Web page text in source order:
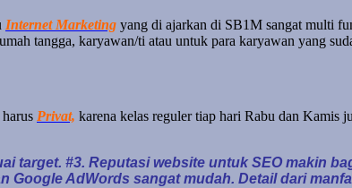
Internet Marketing yang di ajarkan di SB1M sangat multi
tangga, karyawan/ti atau untuk para karyawan yang
Privat, karena kelas reguler tiap hari Rabu dan Kamis
#3. Reputasi website untuk SEO makin
AdWords sangat mudah. Detail dari